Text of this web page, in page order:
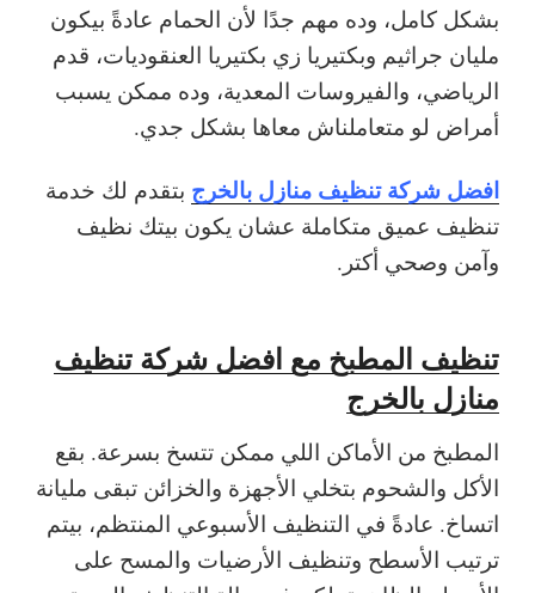
بشكل كامل، وده مهم جدًا لأن الحمام عادةً بيكون
مليان جراثيم وبكتيريا زي بكتيريا العنقوديات، قدم
الرياضي، والفيروسات المعدية، وده ممكن يسبب
أمراض لو متعاملناش معاها بشكل جدي.
افضل شركة تنظيف منازل بالخرج بتقدم لك خدمة
تنظيف عميق متكاملة عشان يكون بيتك نظيف
وآمن وصحي أكتر.
تنظيف المطبخ مع افضل شركة تنظيف
منازل بالخرج
المطبخ من الأماكن اللي ممكن تتسخ بسرعة. بقع
الأكل والشحوم بتخلي الأجهزة والخزائن تبقى مليانة
اتساخ. عادةً في التنظيف الأسبوعي المنتظم، بيتم
ترتيب الأسطح وتنظيف الأرضيات والمسح على